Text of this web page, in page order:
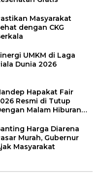
Masyarakat
dengan CKG
UMKM di Laga
Dunia 2026
Hapakat Fair
Resmi di Tutup
Malam Hiburan
Harga Diarena
Murah, Gubernur
Masyarakat